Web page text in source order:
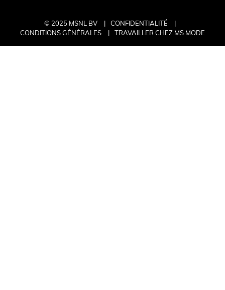
© 2025 MSNL BV
CONFIDENTIALITÉ
CONDITIONS GÉNÉRALES
TRAVAILLER CHEZ MS MODE